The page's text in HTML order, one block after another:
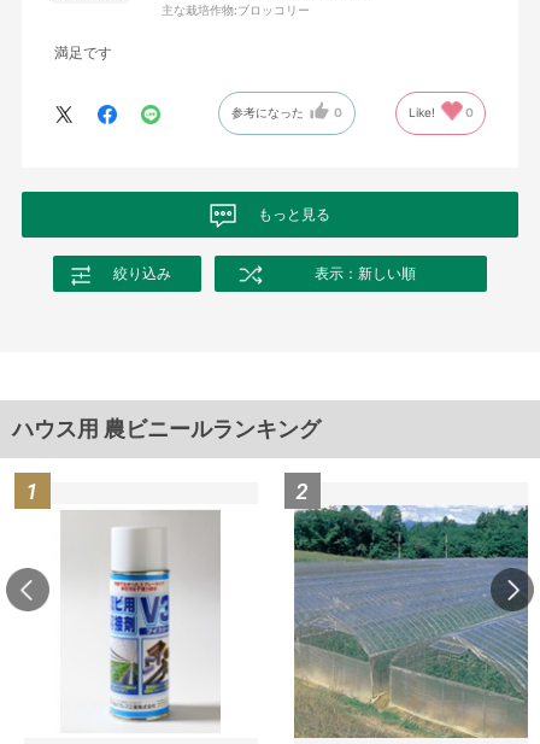
主な栽培作物:ブロッコリー
満足です
参考になった 0 Like! 0
もっと見る
絞り込み 表示：新しい順
ハウス用 農ビニールランキング